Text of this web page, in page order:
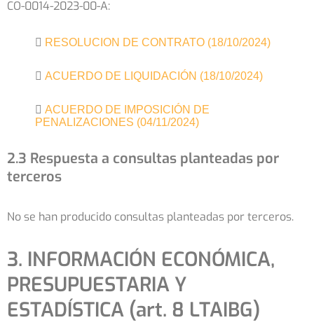
CO-0014-2023-00-A:
RESOLUCION DE CONTRATO (18/10/2024)
ACUERDO DE LIQUIDACIÓN (18/10/2024)
ACUERDO DE IMPOSICIÓN DE
PENALIZACIONES (04/11/2024)
2.3 Respuesta a consultas planteadas por
terceros
No se han producido consultas planteadas por terceros.
3. INFORMACIÓN ECONÓMICA,
PRESUPUESTARIA Y
ESTADÍSTICA (art. 8 LTAIBG)